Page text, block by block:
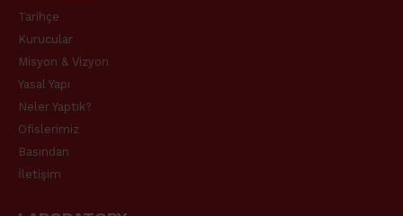
Tarihçe
Kurucular
Misyon & Vizyon
Yasal Yapı
Neler Yaptık?
Ofislerimiz
Basından
İletişim